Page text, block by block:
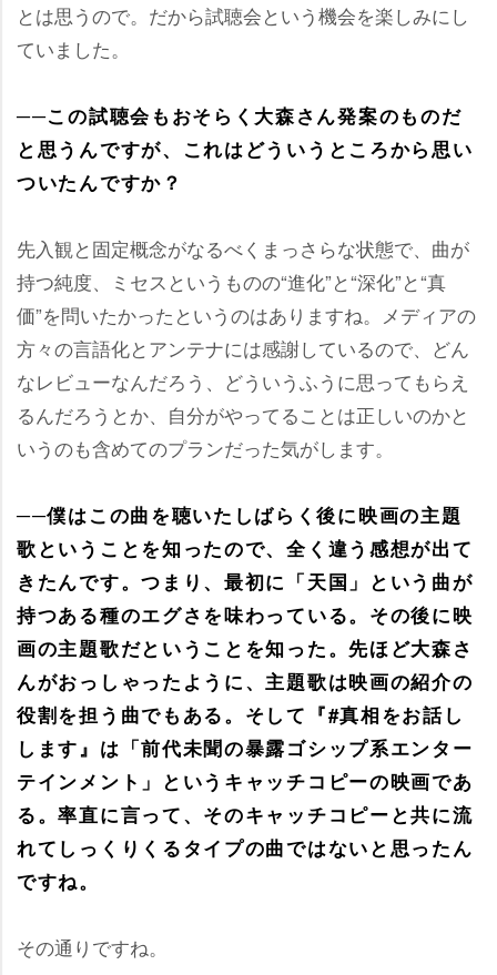
とは思うので。だから試聴会という機会を楽しみにし
ていました。
──この試聴会もおそらく大森さん発案のものだ
と思うんですが、これはどういうところから思い
ついたんですか？
先入観と固定概念がなるべくまっさらな状態で、曲が
持つ純度、ミセスというものの“進化”と“深化”と“真
価”を問いたかったというのはありますね。メディアの
方々の言語化とアンテナには感謝しているので、どん
なレビューなんだろう、どういうふうに思ってもらえ
るんだろうとか、自分がやってることは正しいのかと
いうのも含めてのプランだった気がします。
──僕はこの曲を聴いたしばらく後に映画の主題
歌ということを知ったので、全く違う感想が出て
きたんです。つまり、最初に「天国」という曲が
持つある種のエグさを味わっている。その後に映
画の主題歌だということを知った。先ほど大森さ
んがおっしゃったように、主題歌は映画の紹介の
役割を担う曲でもある。そして『#真相をお話し
します』は「前代未聞の暴露ゴシップ系エンター
テインメント」というキャッチコピーの映画であ
る。率直に言って、そのキャッチコピーと共に流
れてしっくりくるタイプの曲ではないと思ったん
ですね。
その通りですね。